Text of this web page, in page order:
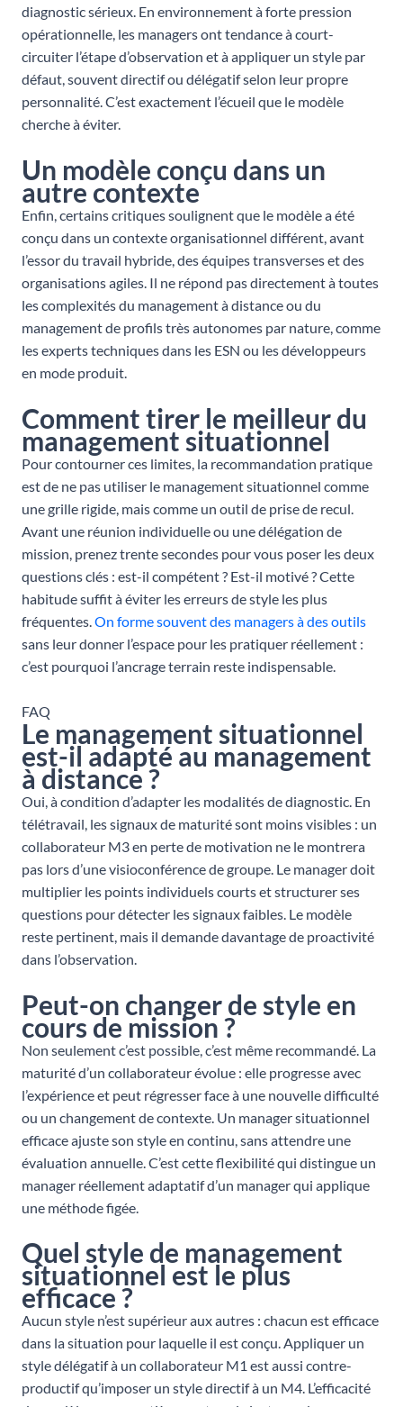
diagnostic sérieux. En environnement à forte pression
opérationnelle, les managers ont tendance à court-
circuiter l’étape d’observation et à appliquer un style par
défaut, souvent directif ou délégatif selon leur propre
personnalité. C’est exactement l’écueil que le modèle
cherche à éviter.
Un modèle conçu dans un
autre contexte
Enfin, certains critiques soulignent que le modèle a été
conçu dans un contexte organisationnel différent, avant
l’essor du travail hybride, des équipes transverses et des
organisations agiles. Il ne répond pas directement à toutes
les complexités du management à distance ou du
management de profils très autonomes par nature, comme
les experts techniques dans les ESN ou les développeurs
en mode produit.
Comment tirer le meilleur du
management situationnel
Pour contourner ces limites, la recommandation pratique
est de ne pas utiliser le management situationnel comme
une grille rigide, mais comme un outil de prise de recul.
Avant une réunion individuelle ou une délégation de
mission, prenez trente secondes pour vous poser les deux
questions clés : est-il compétent ? Est-il motivé ? Cette
habitude suffit à éviter les erreurs de style les plus
fréquentes. On forme souvent des managers à des outils
sans leur donner l’espace pour les pratiquer réellement :
c’est pourquoi l’ancrage terrain reste indispensable.
FAQ
Le management situationnel
est-il adapté au management
à distance ?
Oui, à condition d’adapter les modalités de diagnostic. En
télétravail, les signaux de maturité sont moins visibles : un
collaborateur M3 en perte de motivation ne le montrera
pas lors d’une visioconférence de groupe. Le manager doit
multiplier les points individuels courts et structurer ses
questions pour détecter les signaux faibles. Le modèle
reste pertinent, mais il demande davantage de proactivité
dans l’observation.
Peut-on changer de style en
cours de mission ?
Non seulement c’est possible, c’est même recommandé. La
maturité d’un collaborateur évolue : elle progresse avec
l’expérience et peut régresser face à une nouvelle difficulté
ou un changement de contexte. Un manager situationnel
efficace ajuste son style en continu, sans attendre une
évaluation annuelle. C’est cette flexibilité qui distingue un
manager réellement adaptatif d’un manager qui applique
une méthode figée.
Quel style de management
situationnel est le plus
efficace ?
Aucun style n’est supérieur aux autres : chacun est efficace
dans la situation pour laquelle il est conçu. Appliquer un
style délégatif à un collaborateur M1 est aussi contre-
productif qu’imposer un style directif à un M4. L’efficacité